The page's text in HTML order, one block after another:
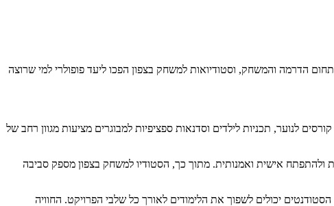
הדרמה והמשחק, וסטודיואות למשחק בצפון הפכו ליעד פופולרי למי שרוצה
לנוער, תכניות לילדים וסדנאות ספציפיות למבוגרים מציעות מגוון רחב של
ולהתפתח אישית ואמנותית. מתוך כך, הסטודיו למשחק בצפון מספק סביבה
יכולים לשפוך את הלימודים לאורך כל שלבי הפרויקט. החוויה